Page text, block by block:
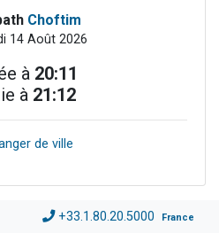
Choftim
14 Août 2026
à 20:11
à 21:12
de ville
+33.1.80.20.5000 France